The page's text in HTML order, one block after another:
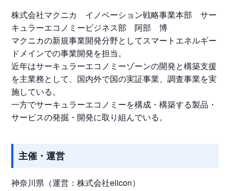
株式会社マクニカ イノベーション戦略事業本部 サー
キュラーエコノミービジネス部 阿部 博
マクニカの新規事業開発分野としてスマートエネルギー
ドメインでの事業開発を担当。
近年はサーキュラーエコノミーゾーンの開発と構築支援
を主業務として、国内外で国の実証事業、調査事業を実
施している。
一方でサーキュラーエコノミーを構成・構築する製品・
サービスの発掘・開発に取り組んでいる。
主催・運営
神奈川県（運営：株式会社eiicon）